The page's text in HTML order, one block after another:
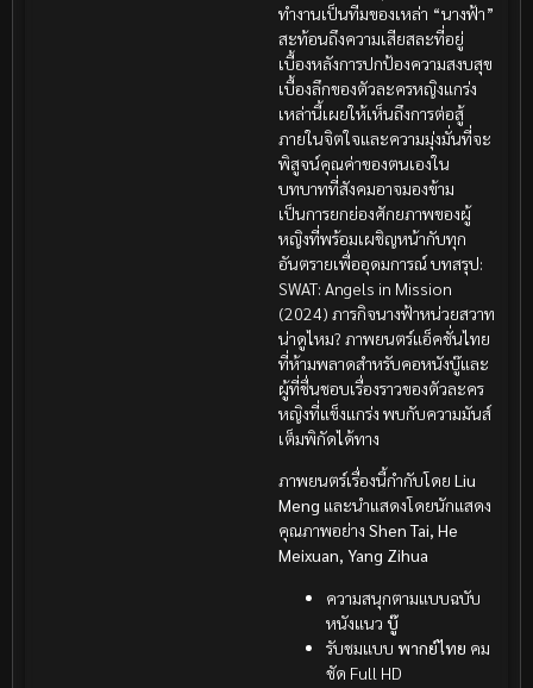
ทำงานเป็นทีมของเหล่า “นางฟ้า”
สะท้อนถึงความเสียสละที่อยู่
เบื้องหลังการปกป้องความสงบสุข
เบื้องลึกของตัวละครหญิงแกร่ง
เหล่านี้เผยให้เห็นถึงการต่อสู้
ภายในจิตใจและความมุ่งมั่นที่จะ
พิสูจน์คุณค่าของตนเองใน
บทบาทที่สังคมอาจมองข้าม
เป็นการยกย่องศักยภาพของผู้
หญิงที่พร้อมเผชิญหน้ากับทุก
อันตรายเพื่ออุดมการณ์ บทสรุป:
SWAT: Angels in Mission
(2024) ภารกิจนางฟ้าหน่วยสวาท
น่าดูไหม? ภาพยนตร์แอ็คชั่นไทย
ที่ห้ามพลาดสำหรับคอหนังบู๊และ
ผู้ที่ชื่นชอบเรื่องราวของตัวละคร
หญิงที่แข็งแกร่ง พบกับความมันส์
เต็มพิกัดได้ทาง
ภาพยนตร์เรื่องนี้กำกับโดย Liu
Meng และนำแสดงโดยนักแสดง
คุณภาพอย่าง Shen Tai, He
Meixuan, Yang Zihua
ความสนุกตามแบบฉบับ
หนังแนว บู๊
รับชมแบบ พากย์ไทย คม
ชัด Full HD